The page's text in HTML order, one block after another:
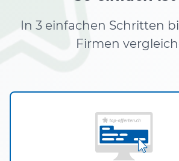
In 3 einfachen Schritten
Firmen